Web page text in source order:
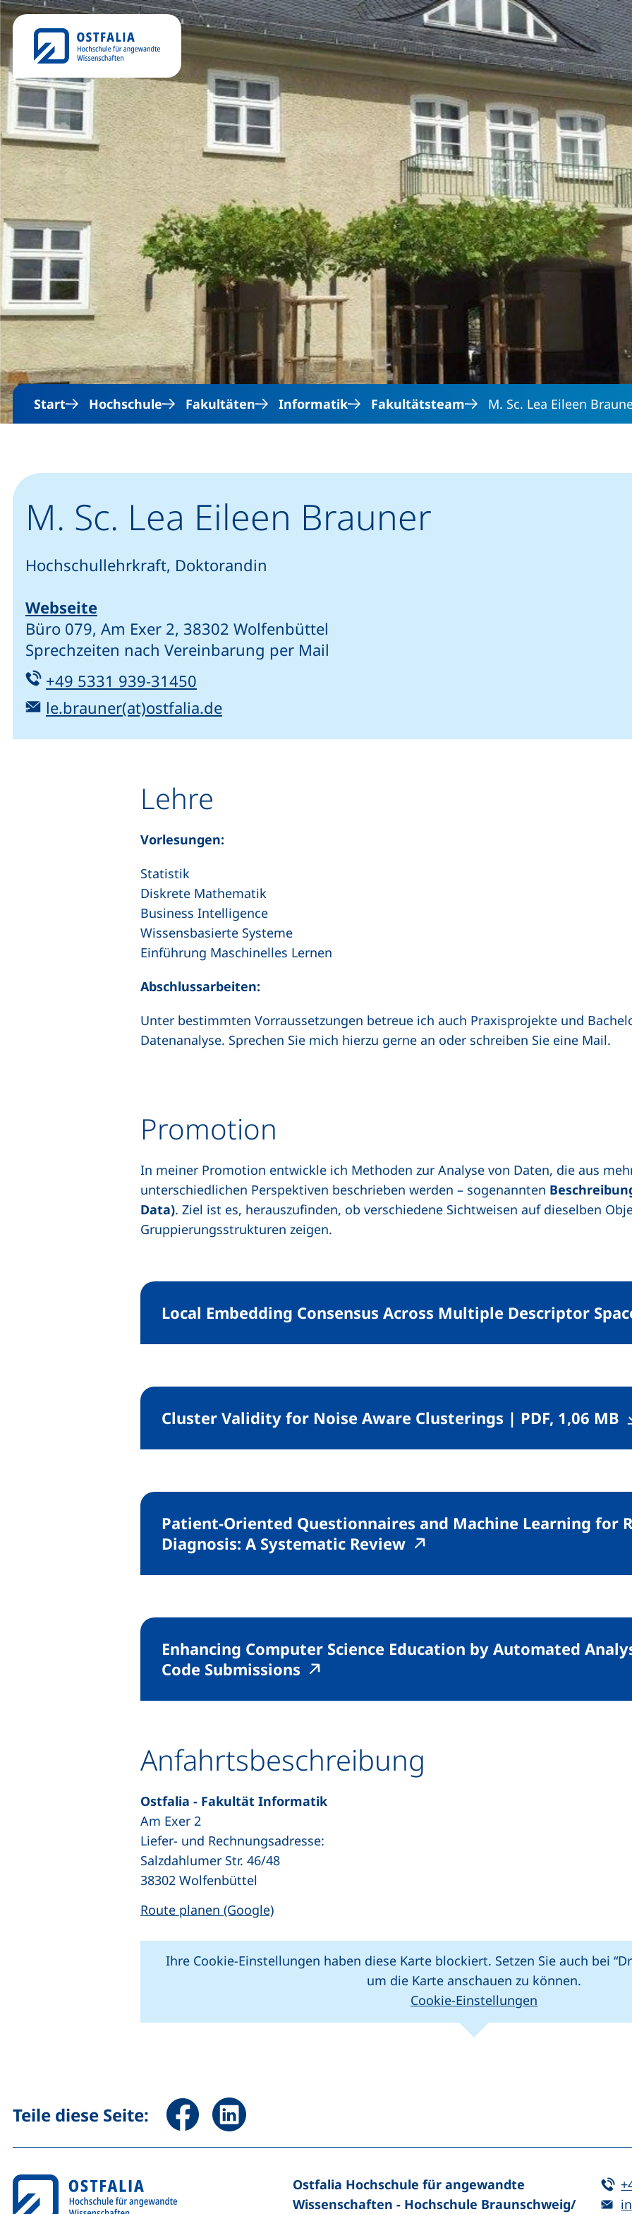
Direkt zum Inhalt
Start
Hochschule Fakultäten Informatik Fakultätsteam M. Sc. Lea Eileen
M. Sc. Lea Eileen Brauner
Hochschullehrkraft, Doktorandin
Webseite
Büro 079, Am Exer 2, 38302 Wolfenbüttel
Sprechzeiten nach Vereinbarung per Mail
Tel:
+49 5331 939-31450
E-Mail:
le.brauner(at)ostfalia.de(öffnet Ihr E-Mail-Programm)
Lehre
Vorlesungen:
Statistik
Diskrete Mathematik
Business Intelligence
Wissensbasierte Systeme
Einführung Maschinelles Lernen
Abschlussarbeiten:
Unter bestimmten Vorraussetzungen betreue ich auch Praxisprojekte und
Datenanalyse. Sprechen Sie mich hierzu gerne an oder schreiben Sie eine Mail.
Promotion
In meiner Promotion entwickle ich Methoden zur Analyse von Daten, die aus
unterschiedlichen Perspektiven beschrieben werden – sogenannten
Data). Ziel ist es, herauszufinden, ob verschiedene Sichtweisen auf dieselben
Gruppierungsstrukturen zeigen.
Local Embedding Consensus Across Multiple Descriptor
Cluster Validity for Noise Aware Clusterings | PDF, 1,06 MB
Patient-Oriented Questionnaires and Machine Learning for
Diagnosis: A Systematic Review(externer Link, öffnet neues
Enhancing Computer Science Education by Automated
Code Submissions (externer Link, öffnet neues Fenster)
Anfahrtsbeschreibung
Ostfalia - Fakultät Informatik
Am Exer 2
Liefer- und Rechnungsadresse:
Salzdahlumer Str. 46/48
38302 Wolfenbüttel
Route planen (Google)(externer Link, öffnet neues Fenster)
Ihre Cookie-Einstellungen haben diese Karte blockiert. Setzen Sie auch bei
um die Karte anschauen zu können.
Cookie-Einstellungen
Teile diese Seite: Seite über Facebook teilen (externer Link, öffnet neues Fenster)
Seite über LinkedIn teilen (externer Link, öffnet neues Fenster)
Ostfalia Hochschule für angewandte
Wissenschaften - Hochschule Braunschweig/​